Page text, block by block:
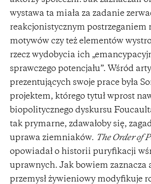
wystawa ta miała za zadanie
reakcjonistycznym postrzeganiem
motywów czy też elementów
rzecz wydobycia ich
sprawczego potencjału”. Wśród
prezentujących swoje prace była
projektem, którego tytuł wprost
biopolitycznego dyskursu
tak prymarne, zdawałoby się,
uprawa ziemniaków. The Order of
opowiadał o historii puryfikacji
uprawnych. Jak bowiem zaznacza
przemysł żywieniowy modyfikuje